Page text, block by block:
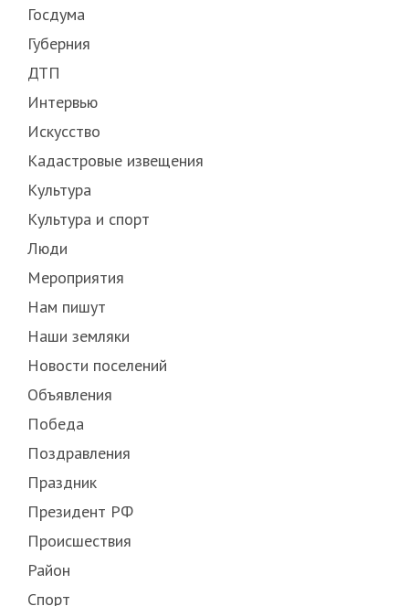
Госдума
Губерния
ДТП
Интервью
Искусство
Кадастровые извещения
Культура
Культура и спорт
Люди
Мероприятия
Нам пишут
Наши земляки
Новости поселений
Объявления
Победа
Поздравления
Праздник
Президент РФ
Происшествия
Район
Спорт